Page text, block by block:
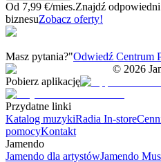
Od 7,99 €/mies.Znajdź
biznesuZobacz oferty!
Masz pytania?"Odwiedź Centrum
© 2026
Pobierz aplikację
Przydatne linki
Katalog muzykiRadia In-store
pomocyKontakt
Jamendo
Jamendo dla artystówJamendo